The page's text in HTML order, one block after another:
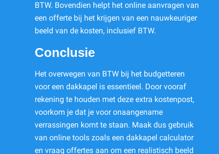
BTW. Bovendien helpt het online aanvragen van
een offerte bij het krijgen van een nauwkeuriger
beeld van de kosten, inclusief BTW.
Conclusie
Het overwegen van BTW bij het budgetteren
voor een dakkapel is essentieel. Door vooraf
rekening te houden met deze extra kostenpost,
voorkom je dat je voor onaangename
verrassingen komt te staan. Maak dus gebruik
van online tools zoals een dakkapel calculator
en vraag offertes aan om een realistisch beeld